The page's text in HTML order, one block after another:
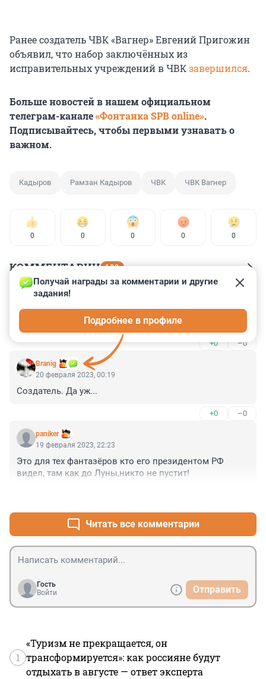
Ранее создатель ЧВК «Вагнер» Евгений Пригожин
объявил, что набор заключённых из
исправительных учреждений в ЧВКзавершился.
Больше новостей в нашем официальном
телеграм-канале«Фонтанка SPB online».
Подписывайтесь, чтобы первыми узнавать о
важном.
Кадыров Рамзан Кадыров ЧВК ЧВК Вагнер
0 0 0 0 0
КОММЕНТАРИИ 108
Гость
Путин, это продолжение Ельцина
+0 –0
Branig
Получай награды за комментарии и другие
задания!
Подробнее в профиле
20 февраля 2023, 00:19
Создатель. Да уж...
+0 –0
paniker
19 февраля 2023, 22:23
Это для тех фантазёров кто его президентом РФ
видел, там как до Луны,никто не пустит!
Читать все комментарии
Гость
Войти
Отправить
1
«Туризм не прекращается, он
трансформируется»: как россияне будут
отдыхать в августе — ответ эксперта